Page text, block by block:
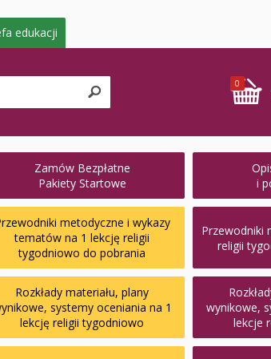
edukacji
0
Zamów Bezpłatne
Pakiety Startowe
i
metodyczne i wykazy
tematów na 1 lekcję religii
tygodniowo do pobrania
Przewodniki
religii
Rozkłady materiału, plany
systemy oceniania na 1
lekcję religii tygodniowo
wynikowe,
lekcje